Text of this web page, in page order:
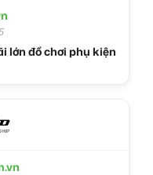
lớn đồ chơi phụ kiện